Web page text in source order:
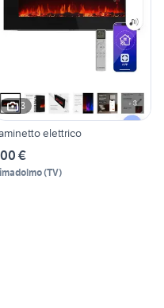
3
elettrico
€
(TV)